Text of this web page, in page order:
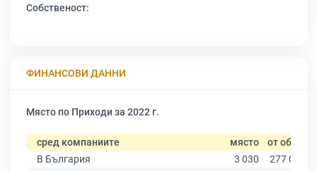
Собственост:
ФИНАНСОВИ ДАННИ
Място по Приходи за 2022 г.
сред компаниите място от общо
В България
3 030
277 019